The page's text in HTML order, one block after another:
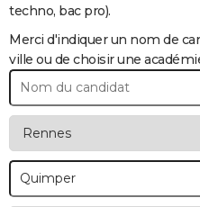
Essais
Réserver un essai
Citadines
Berlines
SUV
Forum auto
+
HIGH-TECH
Mobiles
Meilleur smartphone
Internet
Ordinateurs
Jeux vidéo
Guide high-tech
+
BRICOLAGE
Forum
Aménagement intérieur
Extérieur
Cuisine
Salle de bains
Jardinage
Rangement
WEEK-END
Guides de France
Escapades
Patrimoine
Expositions
Musées
Week-end nature
LIFESTYLE
Art de vivre
Bien-être
Loisirs
Mode
Modes de vie
+SANTE
Alimentation
Guide de la santé
Maladies
Médicaments
Sommeil
+VOYAGE
techno, bac pro).
Merci d'indiquer un nom de
ville ou de choisir une